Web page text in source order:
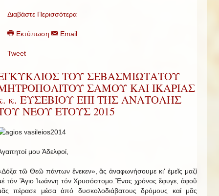
Διαβάστε Περισσότερα
Εκτύπωση Email
Tweet
ΤΟΥ ΣΕΒΑΣΜΙΩΤΑΤΟΥ
ΣΑΜΟΥ ΚΑΙ ΙΚΑΡΙΑΣ
κ. ΕΥΣΕΒΙΟΥ ΕΠΙ ΤΗΣ ΑΝΑΤΟΛΗΣ
ΝΕΟΥ ΕΤΟΥΣ 2015
μου Ἀδελφοί,
τῶ Θεῶ πάντων ἕνεκεν», ἄς ἀναφωνήσουμε κι' ἐμεῖς μαζί
τόν Ἅγιο Ἰωάννη τόν Χρυσόστομο.Ἕνας χρόνος ἔφυγε, ἀφοῦ
πέρασε μέσα ἀπό δυσκολοδιάβατους δρόμους καί μᾶς